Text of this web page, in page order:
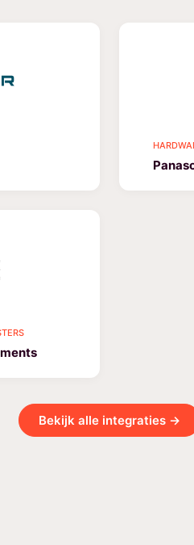
Bekijk alle integraties →